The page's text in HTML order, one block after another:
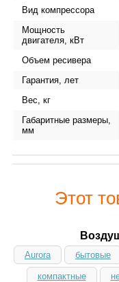
Вид компрессора
Мощность
двигателя, кВт
Объем ресивера
Гарантия, лет
Вес, кг
Габаритные размеры,
мм
Этот
Aurora бытовые
компактные